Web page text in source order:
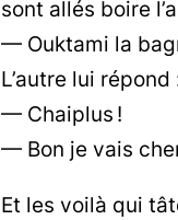
sont allés boire
— Ouktami la
L’autre lui répond
— Chaiplus !
— Bon je vais
Et les voilà qui